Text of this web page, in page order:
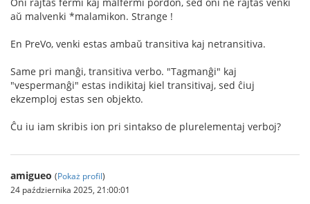
aŭ malvenki *malamikon. Strange !
En PreVo, venki estas ambaŭ transitiva kaj netransitiva.
Same pri manĝi, transitiva verbo. "Tagmanĝi" kaj
"vespermanĝi" estas indikitaj kiel transitivaj, sed ĉiuj
ekzemploj estas sen objekto.
Ĉu iu iam skribis ion pri sintakso de plurelementaj verboj?
amigueo (Pokaż profil)
24 października 2025, 21:00:01